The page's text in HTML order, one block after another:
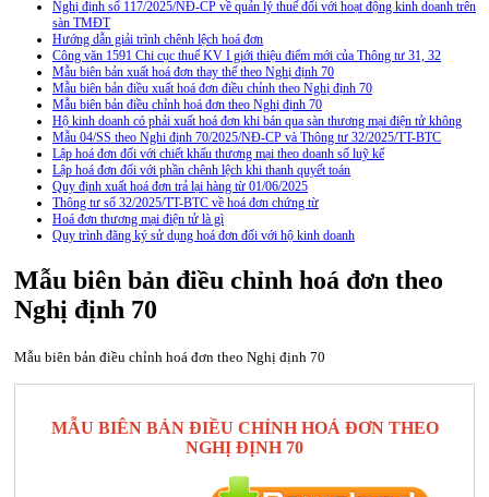
Nghị định số 117/2025/NĐ-CP về quản lý thuế đối với hoạt động kinh doanh trên
sàn TMĐT
Hướng dẫn giải trình chênh lệch hoá đơn
Công văn 1591 Chi cục thuế KV I giới thiệu điểm mới của Thông tư 31, 32
Mẫu biên bản xuất hoá đơn thay thế theo Nghị định 70
Mẫu biên bản điều xuất hoá đơn điều chỉnh theo Nghị định 70
Mẫu biên bản điều chỉnh hoá đơn theo Nghị định 70
Hộ kinh doanh có phải xuất hoá đơn khi bán qua sàn thương mại điện tử không
Mẫu 04/SS theo Nghi định 70/2025/NĐ-CP và Thông tư 32/2025/TT-BTC
Lập hoá đơn đối với chiết khấu thương mại theo doanh số luỹ kế
Lập hoá đơn đối với phần chênh lệch khi thanh quyết toán
Quy định xuất hoá đơn trả lại hàng từ 01/06/2025
Thông tư số 32/2025/TT-BTC về hoá đơn chứng từ
Hoá đơn thương mại điện tử là gì
Quy trình đăng ký sử dụng hoá đơn đối với hộ kinh doanh
Mẫu biên bản điều chỉnh hoá đơn theo
Nghị định 70
Mẫu biên bản điều chỉnh hoá đơn theo Nghị định 70
MẪU BIÊN BẢN ĐIỀU CHỈNH HOÁ ĐƠN THEO
NGHỊ ĐỊNH 70